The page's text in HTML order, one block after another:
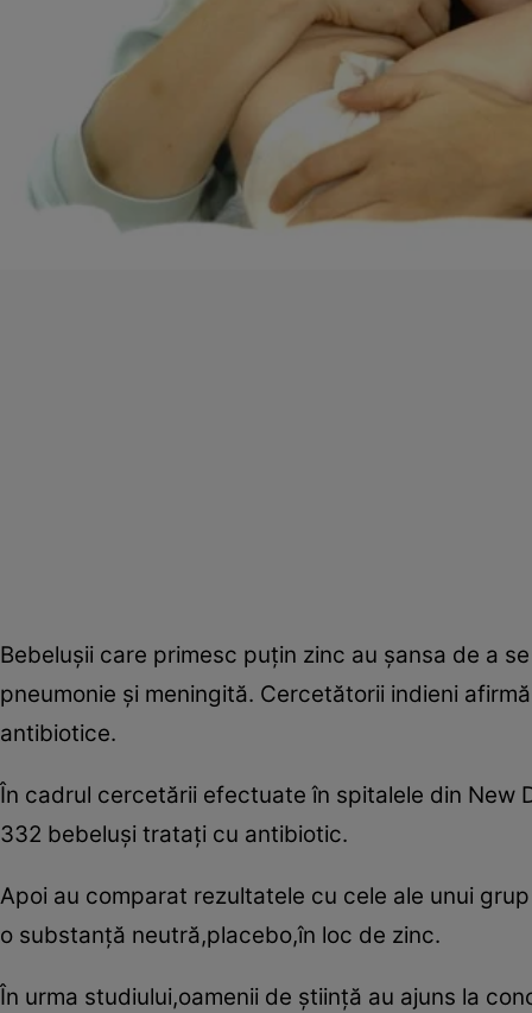
Bebeluşii care primesc puţin zinc au şansa de a
pneumonie şi meningită. Cercetătorii indieni
antibiotice.
În cadrul cercetării efectuate în spitalele din New
332 bebeluşi trataţi cu antibiotic.
Apoi au comparat rezultatele cu cele ale unui
o substanţă neutră,placebo,în loc de zinc.
În urma studiului,oamenii de ştiinţă au ajuns la